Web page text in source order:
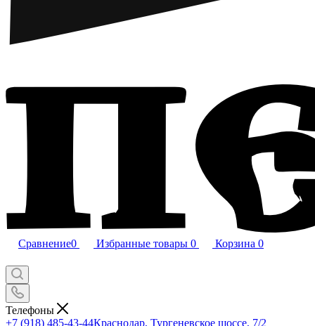
Сравнение0 Избранные товары 0 Корзина 0
Телефоны
+7 (918) 485-43-44Краснодар, Тургеневское шоссе, 7/2